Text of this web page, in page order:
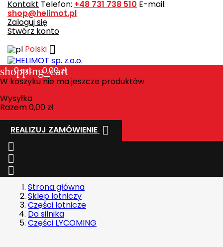
Kontakt Telefon: +48 731 738 510 E-mail:
shop@helimot.pl
Zaloguj się
Stwórz konto
Polski 
shopping_cart
0szt. - 0,00 zł
W koszyku nie ma jeszcze produktów
Wysyłka
Razem0,00 zł
REALIZUJ ZAMÓWIENIE 



Strona główna
Sklep lotniczy
Części lotnicze
Do silnika
Części LYCOMING